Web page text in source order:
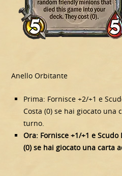
Anello Orbitante
Prima: Fornisce +2/+1 e
Costa (0) se hai giocato una
turno.
Ora: Fornisce +1/+1 e
(0) se hai giocato una carta